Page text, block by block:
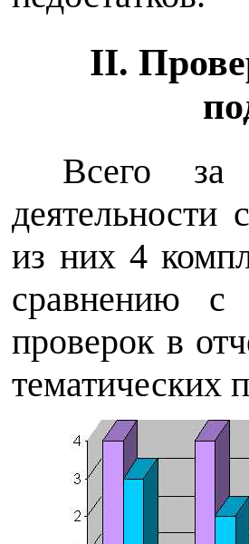
II.
Всего за
деятельности
из них 4
сравнению с
проверок в
тематических